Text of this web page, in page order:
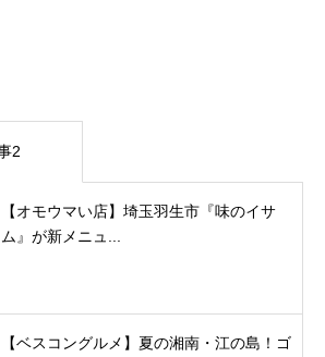
2
【オモウマい店】埼玉羽生市『味のイサ
ム』が新メニュ...
【ベスコングルメ】夏の湘南・江の島！ゴ